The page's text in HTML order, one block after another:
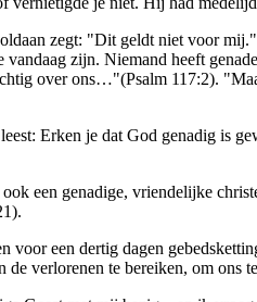
zegt: "Dit geldt niet voor
zijn. Niemand heeft
over ons…"(Psalm 117:2).
Erken je dat God genadig is
een genadige, vriendelijke
voor een dertig dagen
de verlorenen te bereiken, om